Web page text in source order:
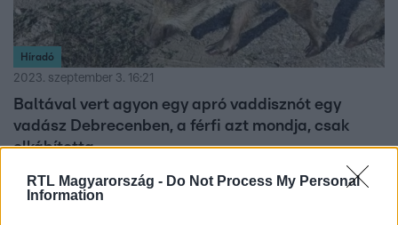
RTL Magyarország - Do Not Process My Personal
Information
Híradó
2023. szeptember 3. 16:21
Baltával vert agyon egy apró vaddisznót egy
vadász Debrecenben, a férfi azt mondja, csak
elkábította
Fokossal ütött le egy vadász egy lakott területre tévedt
vaddisznót Debrecenben. Előtte órákon át terelgette két